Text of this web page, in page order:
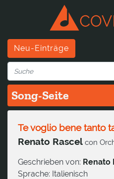
Neu-Einträge
Song-Seite
Te voglio bene tanto
Renato Rascel con
Geschrieben von: Renato
Sprache: Italienisch